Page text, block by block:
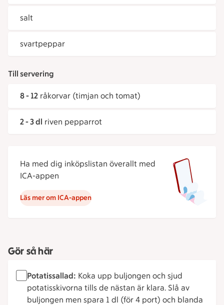
salt
svartpeppar
Till servering
8 - 12 råkorvar (timjan och tomat)
2 - 3 dl riven pepparrot
Ha med dig inköpslistan överallt med
ICA-appen
Läs mer om ICA-appen
Gör så här
Potatissallad: Koka upp buljongen och sjud
potatisskivorna tills de nästan är klara. Slå av
buljongen men spara 1 dl (för 4 port) och blanda